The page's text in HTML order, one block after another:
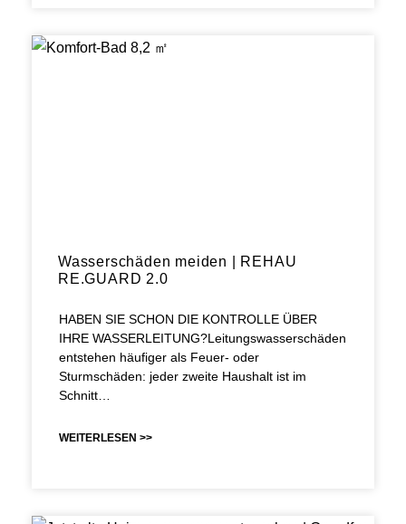
Wasserschäden meiden | REHAU
RE.GUARD 2.0
HABEN SIE SCHON DIE KONTROLLE ÜBER
IHRE WASSERLEITUNG?Leitungswasserschäden
entstehen häufiger als Feuer- oder
Sturmschäden: jeder zweite Haushalt ist im
Schnitt…
WEITERLESEN >>